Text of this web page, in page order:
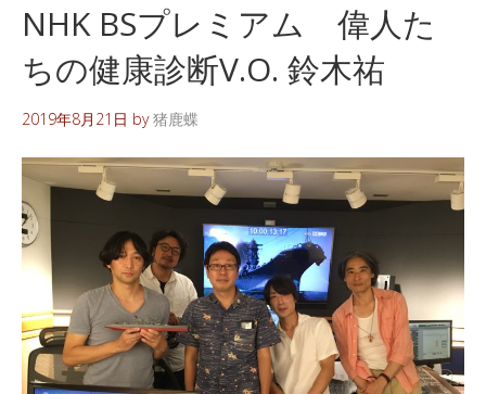
NHK BSプレミアム 偉人た
ちの健康診断V.O. 鈴木祐
2019年8月21日 by猪鹿蝶